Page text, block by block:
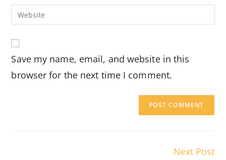
comment
email
address
Enter
your
URL
(optional)
Save my name, email, and website in this
browser for the next time I comment.
Next Post